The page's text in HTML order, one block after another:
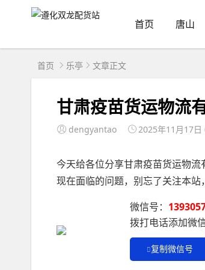
首页 唐山
首页 乐亭 文章正文
甘肃疫苗货运物流
dengyantao 2025年11月17日
今天给各位分享甘肃疫苗货运物
现在面临的问题，别忘了关注本站
微信号：
拨打电话添加微
复制微信号